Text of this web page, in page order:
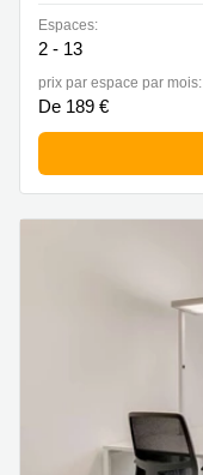
Espaces:
2 - 13
prix par espace par mois:
De 189 €